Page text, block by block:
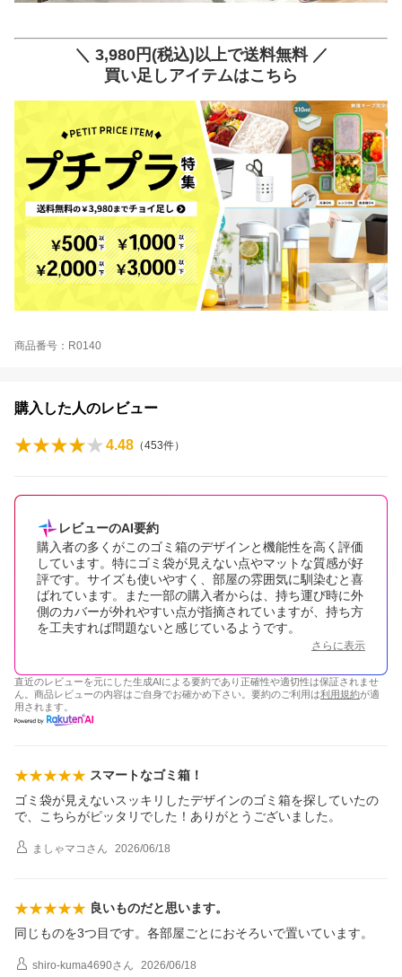
＼ 3,980円(税込)以上で送料無料 ／
買い足しアイテムはこちら
商品番号：R0140
購入した人のレビュー
4.48 （453件）
レビューのAI要約
購入者の多くがこのゴミ箱のデザインと機能性を高く評価
しています。特にゴミ袋が見えない点やマットな質感が好
評です。サイズも使いやすく、部屋の雰囲気に馴染むと喜
ばれています。また一部の購入者からは、持ち運び時に外
側のカバーが外れやすい点が指摘されていますが、持ち方
を工夫すれば問題ないと感じているようです。
さらに表示
直近のレビューを元にした生成AIによる要約であり正確性や適切性は保証されませ
ん。商品レビューの内容はご自身でお確かめ下さい。要約のご利用は利用規約が適
用されます。
スマートなゴミ箱！
ゴミ袋が見えないスッキリしたデザインのゴミ箱を探していたの
で、こちらがピッタリでした！ありがとうございました。
ましゃマコ さん 2026/06/18
良いものだと思います。
同じものを3つ目です。各部屋ごとにおそろいで置いています。
shiro-kuma4690さん 2026/06/18